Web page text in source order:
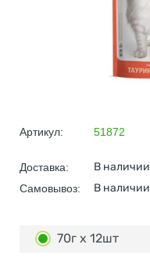
Артикул: 51872
Доставка: В наличии
Самовывоз: В наличии
70г х 12шт